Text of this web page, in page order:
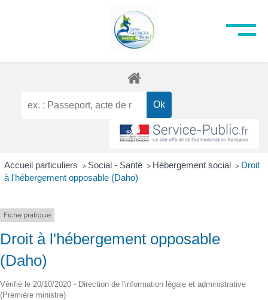
Accueil particuliers > Social - Santé > Hébergement social > Droit
à l'hébergement opposable (Daho)
Fiche pratique
Droit à l'hébergement opposable
(Daho)
Vérifié le 20/10/2020 - Direction de l'information légale et administrative
(Première ministre)